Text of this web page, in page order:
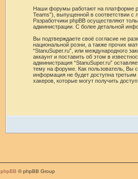
Наши форумы работают на платформе
Teams”), выпущенной в соответствии с
Разработчики phpBB осуществляют
администрации. С более детальной
Вы подтверждаете своё согласие не
национальной розни, а также прочих
“StanuSuper.ru”, или международного
аккаунт и поставить об этом в
администрация “StanuSuper.ru”
тему на форуме. Как пользователь, Вы
информация не будет доступна третьим
хакеров, которые могут получить
phpBB © phpBB Group